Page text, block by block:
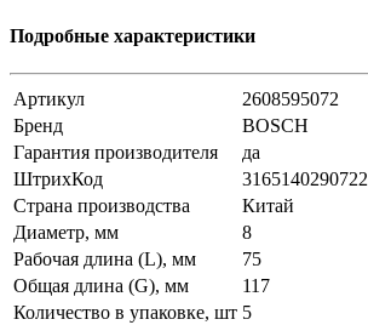
Подробные характеристики
Артикул
2608595072
Бренд
BOSCH
Гарантия производителя
да
ШтрихКод
3165140290722
Страна производства
Китай
Диаметр, мм
8
Рабочая длина (L), мм
75
Общая длина (G), мм
117
Количество в упаковке, шт 5